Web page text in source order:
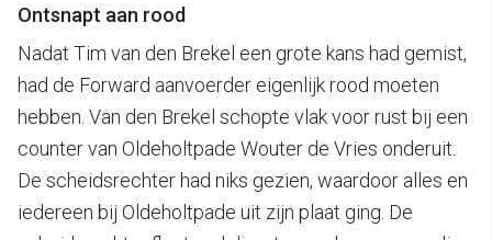
Ontsnapt aan rood
Nadat Tim van den Brekel een grote kans had gemist,
had de Forward aanvoerder eigenlijk rood moeten
hebben. Van den Brekel schopte vlak voor rust bij een
counter van Oldeholtpade Wouter de Vries onderuit.
De scheidsrechter had niks gezien, waardoor alles en
iedereen bij Oldeholtpade uit zijn plaat ging. De